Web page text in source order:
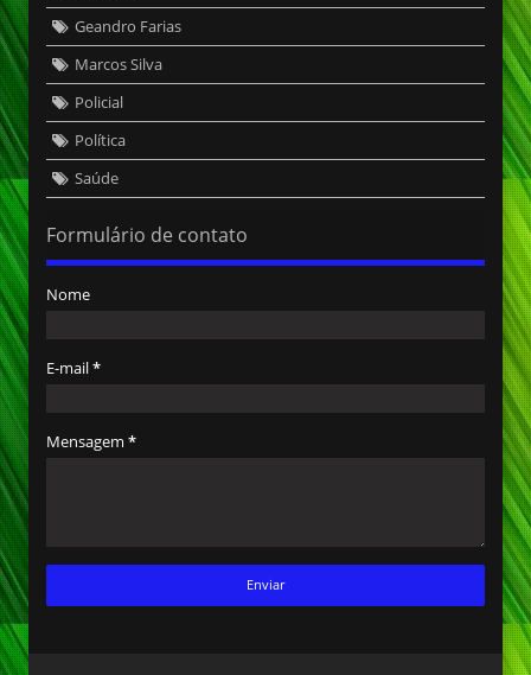
Geandro Farias
Marcos Silva
Policial
Política
Saúde
Formulário de contato
Nome
E-mail*
Mensagem *